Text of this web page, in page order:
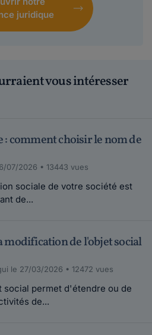
juridique
vous intéresser
comment choisir le nom de
07/2026 • 13443 vues
sociale de votre société est
de...
de l'objet social
le 27/03/2026 • 12472 vues
permet d'étendre ou de
de...